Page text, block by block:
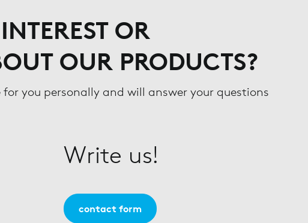
OR
OUR PRODUCTS?
you personally and will answer your questions
Write us!
contact form